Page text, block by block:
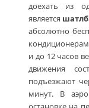
доехать из
является
абсолютно
и до 12 часов
движения
подъезжают
минут. В